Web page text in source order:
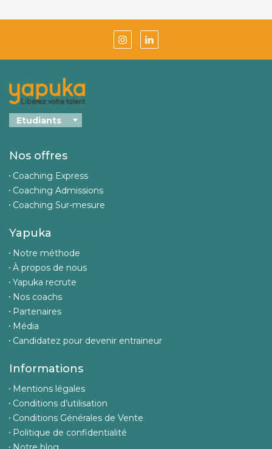
Nos offres
Coaching Express
Coaching Admissions
Coaching Sur-mesure
Yapuka
Notre méthode
À propos de nous
Yapuka recrute
Nos coachs
Partenaires
Média
Candidatez pour devenir entraineur
Informations
Mentions légales
Conditions d’utilisation
Conditions Générales de Vente
Politique de confidentialité